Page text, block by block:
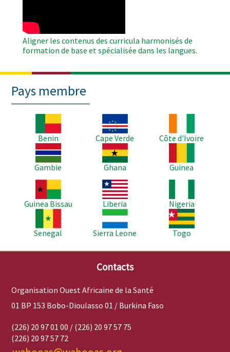
Aligner les contenus des curricula harmonisés de
formation de base et spécialisée dans les langues.
Pays membre
Benin
Image
Cape Verde
Côte d'Ivoire
Image
Gambie
Image
Ghana
Guinea
Image
Guinea Bissau
Image
Liberia
Nigeria
Senegal
Image
Sierra Leone
Image
Togo
Contacts
Organisation Ouest Africaine de la Santé
01 BP 153 Bobo-Dioulasso 01 / Burkina Faso
(226) 20 97 01 00 / (226) 20 97 57 75
(226) 20 97 57 72